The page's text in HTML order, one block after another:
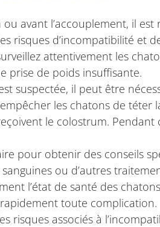
avant l’accouplement, il
risques d’incompatibilité et
attentivement les
prise de poids insuffisante.
suspectée, il peut être
les chatons de téter
le colostrum.
pour obtenir des conseils
ou d’autres
l’état de santé des
toute complication.
risques associés à